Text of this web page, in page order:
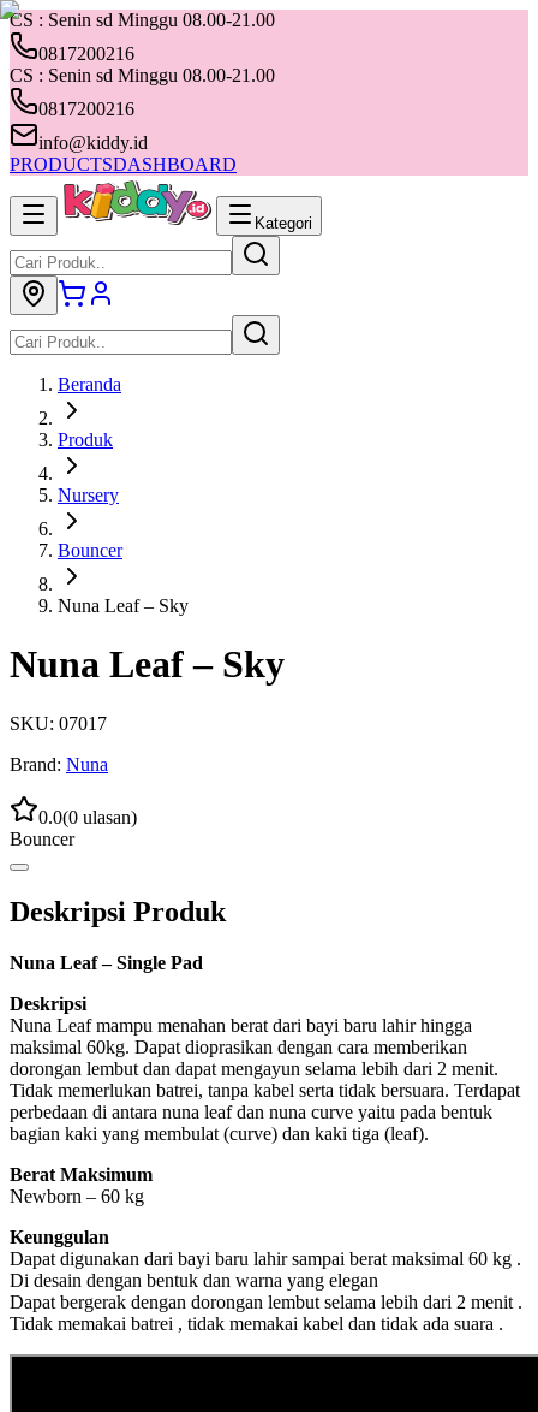
CS : Senin sd Minggu 08.00-21.00
0817200216
CS : Senin sd Minggu 08.00-21.00
0817200216
info@kiddy.id
PRODUCTSDASHBOARD
Kategori
Beranda
Produk
Nursery
Bouncer
Nuna Leaf – Sky
Nuna Leaf – Sky
SKU: 07017
Brand: Nuna
0.0(0 ulasan)
Bouncer
Deskripsi Produk
Nuna Leaf – Single Pad
Deskripsi
Nuna Leaf mampu menahan berat dari bayi baru lahir hingga
maksimal 60kg. Dapat dioprasikan dengan cara memberikan
dorongan lembut dan dapat mengayun selama lebih dari 2 menit.
Tidak memerlukan batrei, tanpa kabel serta tidak bersuara. Terdapat
perbedaan di antara nuna leaf dan nuna curve yaitu pada bentuk
bagian kaki yang membulat (curve) dan kaki tiga (leaf).
Berat Maksimum
Newborn – 60 kg
Keunggulan
Dapat digunakan dari bayi baru lahir sampai berat maksimal 60 kg .
Di desain dengan bentuk dan warna yang elegan
Dapat bergerak dengan dorongan lembut selama lebih dari 2 menit .
Tidak memakai batrei , tidak memakai kabel dan tidak ada suara .